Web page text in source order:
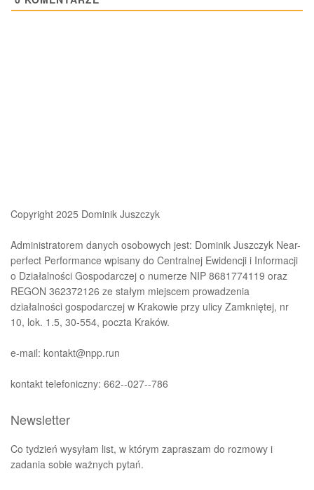
Copyright 2025 Dominik Juszczyk
Administratorem danych osobowych jest: Dominik Juszczyk Near-
perfect Performance wpisany do Centralnej Ewidencji i Informacji
o Działalności Gospodarczej o numerze NIP 8681774119 oraz
REGON 362372126 ze stałym miejscem prowadzenia
działalności gospodarczej w Krakowie przy ulicy Zamkniętej, nr
10, lok. 1.5, 30-554, poczta Kraków.
e-mail: kontakt@npp.run
kontakt telefoniczny: 662--027--786
Newsletter
Co tydzień wysyłam list, w którym zapraszam do rozmowy i
zadania sobie ważnych pytań.